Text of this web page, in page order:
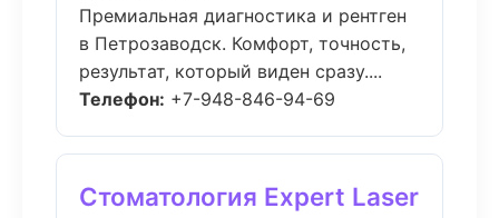
Премиальная диагностика и рентген
в Петрозаводск. Комфорт, точность,
результат, который виден сразу....
Телефон: +7-948-846-94-69
Стоматология Expert Laser